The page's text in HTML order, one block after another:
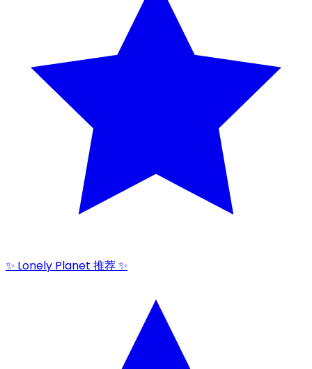
✨ Lonely Planet 推荐 ✨